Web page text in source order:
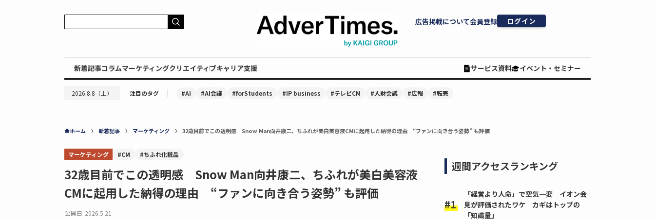
広告掲載について会員登録 ログイン
新着記事コラムマーケティングクリエイティブキャリア支援 サービス資料 イベント・セミナー
2026.8.8（土） 注目のタグ ｜ #AI #AI会議 #forStudents #IP business #テレビCM #人財会議 #広報 #転売
ホーム 新着記事 マーケティング 32歳目前でこの透明感 Snow Man向井康二、ちふれが美白美容液CMに起用した納得の理由 “ファンに向き合う姿勢” も評価
マーケティング #CM #ちふれ化粧品
32歳目前でこの透明感 Snow Man向井康二、ちふれが美白美容液
CMに起用した納得の理由 “ファンに向き合う姿勢” も評価
公開日 2026.5.21
週間アクセスランキング
「経営より人命」で空気一変 イオン会
見が評価されたワケ カギはトップの
「知識量」